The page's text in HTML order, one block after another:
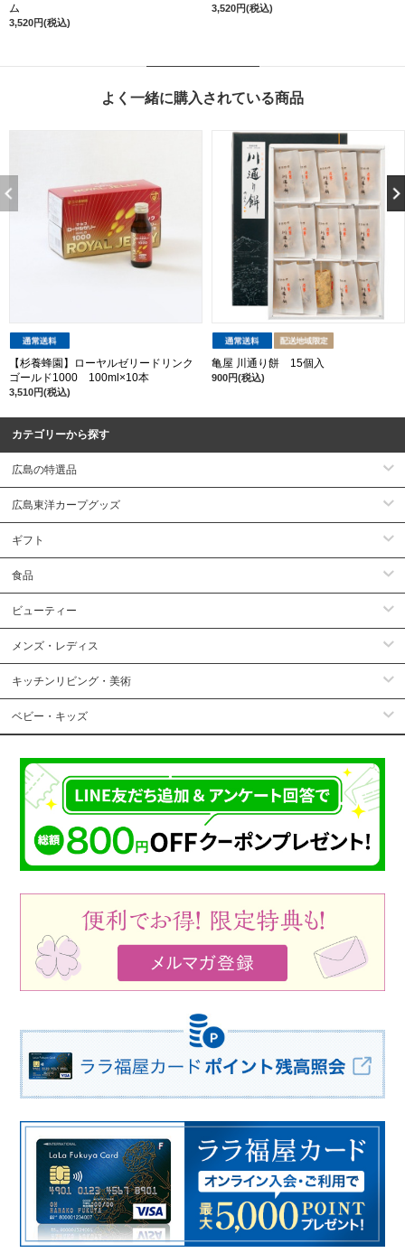
ム
3,520円(税込)
3,520円(税込)
よく一緒に購入されている商品
【杉養蜂園】ローヤルゼリードリンク
ゴールド1000 100ml×10本
3,510円(税込)
亀屋 川通り餅 15個入
900円(税込)
カテゴリーから探す
広島の特選品
広島東洋カープグッズ
ギフト
食品
ビューティー
メンズ・レディス
キッチンリビング・美術
ベビー・キッズ